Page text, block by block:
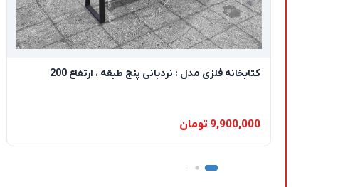
کتابخانه فلزی مدل : نردبانی پنج طبقه ، ارتفاع 200
9,900,000 تومان